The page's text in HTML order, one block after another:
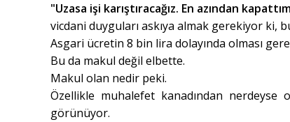
"Uzasa işi karıştıracağız. En azından
vicdani duyguları askıya almak gerekiyor ki,
Asgari ücretin 8 bin lira dolayında olması
Bu da makul değil elbette.
Makul olan nedir peki.
Özellikle muhalefet kanadından
görünüyor.